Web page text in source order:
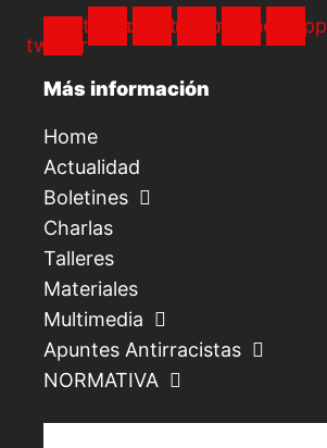
twitter
InstagramFacebookTelegramYoutubeWhatsapp
Más información
Home
Actualidad
Boletines
Charlas
Talleres
Materiales
Multimedia
Apuntes Antirracistas
NORMATIVA